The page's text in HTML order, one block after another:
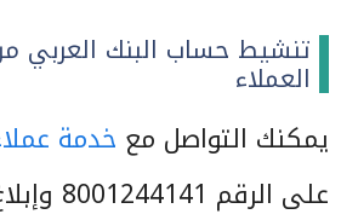
تنشيط حساب البنك العربي
العملاء
يمكنك التواصل مع خدمة
على